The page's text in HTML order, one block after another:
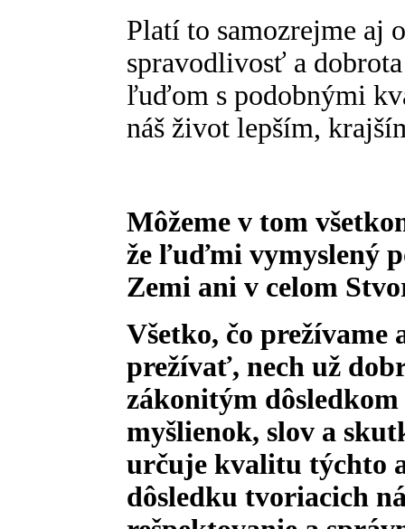
Platí to samozrejme aj
spravodlivosť a
ľuďom s podobnými
náš život lepším,
Môžeme v tom
že ľuďmi vymyslený
Zemi ani v celom
Všetko, čo prežívame
prežívať, nech už
zákonitým
myšlienok, slov a
určuje kvalitu týchto
dôsledku tvoriacich